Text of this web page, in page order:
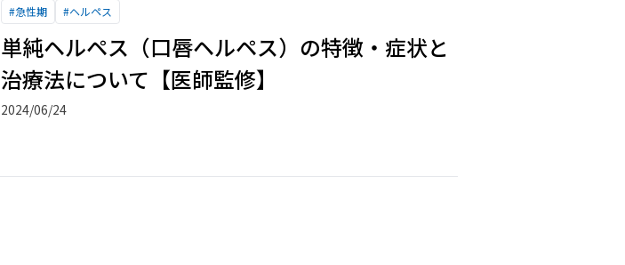
#急性期 #ヘルペス
単純ヘルペス（口唇ヘルペス）の特徴・症状と
治療法について【医師監修】
2024/06/24